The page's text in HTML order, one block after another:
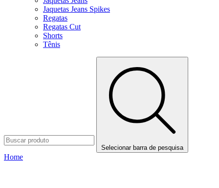
Jaquetas Jeans Spikes
Regatas
Regatas Cut
Shorts
Tênis
Selecionar barra de pesquisa
Home